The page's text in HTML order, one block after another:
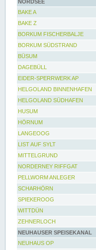
NORDSEE
BAKE A
BAKE Z
BORKUM FISCHERBALJE
BORKUM SÜDSTRAND
BÜSUM
DAGEBÜLL
EIDER-SPERRWERK AP
HELGOLAND BINNENHAFEN
HELGOLAND SÜDHAFEN
HUSUM
HÖRNUM
LANGEOOG
LIST AUF SYLT
MITTELGRUND
NORDERNEY RIFFGAT
PELLWORM ANLEGER
SCHARHÖRN
SPIEKEROOG
WITTDÜN
ZEHNERLOCH
NEUHAUSER SPEISEKANAL
NEUHAUS OP